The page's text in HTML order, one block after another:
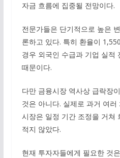
자금 흐름에 집중될 전망이다.
전문가들은 단기적으로 높은
론하고 있다. 특히 환율이
경우 외국인 수급과 기업 실적
때문이다.
다만 금융시장 역사상 급락장
것은 아니다. 실제로 과거 여
시장은 일정 기간 조정을 거쳐
적지 않았다.
현재 투자자들에게 필요한 것